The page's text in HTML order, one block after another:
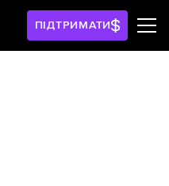
ПІДТРИМАТИ